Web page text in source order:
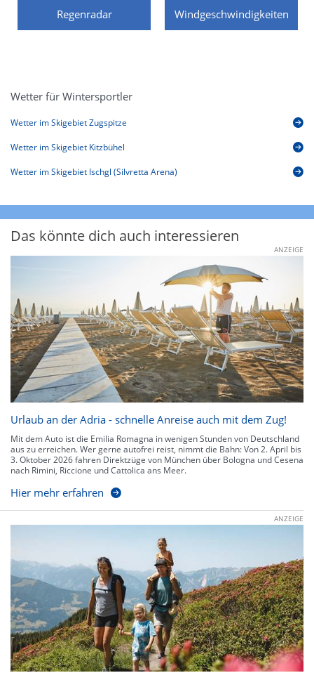
Regenradar Windgeschwindigkeiten
Wetter für Wintersportler
Wetter im Skigebiet Zugspitze
Wetter im Skigebiet Kitzbühel
Wetter im Skigebiet Ischgl (Silvretta Arena)
Das könnte dich auch interessieren
ANZEIGE
Urlaub an der Adria - schnelle Anreise auch mit dem Zug!
Mit dem Auto ist die Emilia Romagna in wenigen Stunden von Deutschland
aus zu erreichen. Wer gerne autofrei reist, nimmt die Bahn: Von 2. April bis
3. Oktober 2026 fahren Direktzüge von München über Bologna und Cesena
nach Rimini, Riccione und Cattolica ans Meer.
Hier mehr erfahren
ANZEIGE